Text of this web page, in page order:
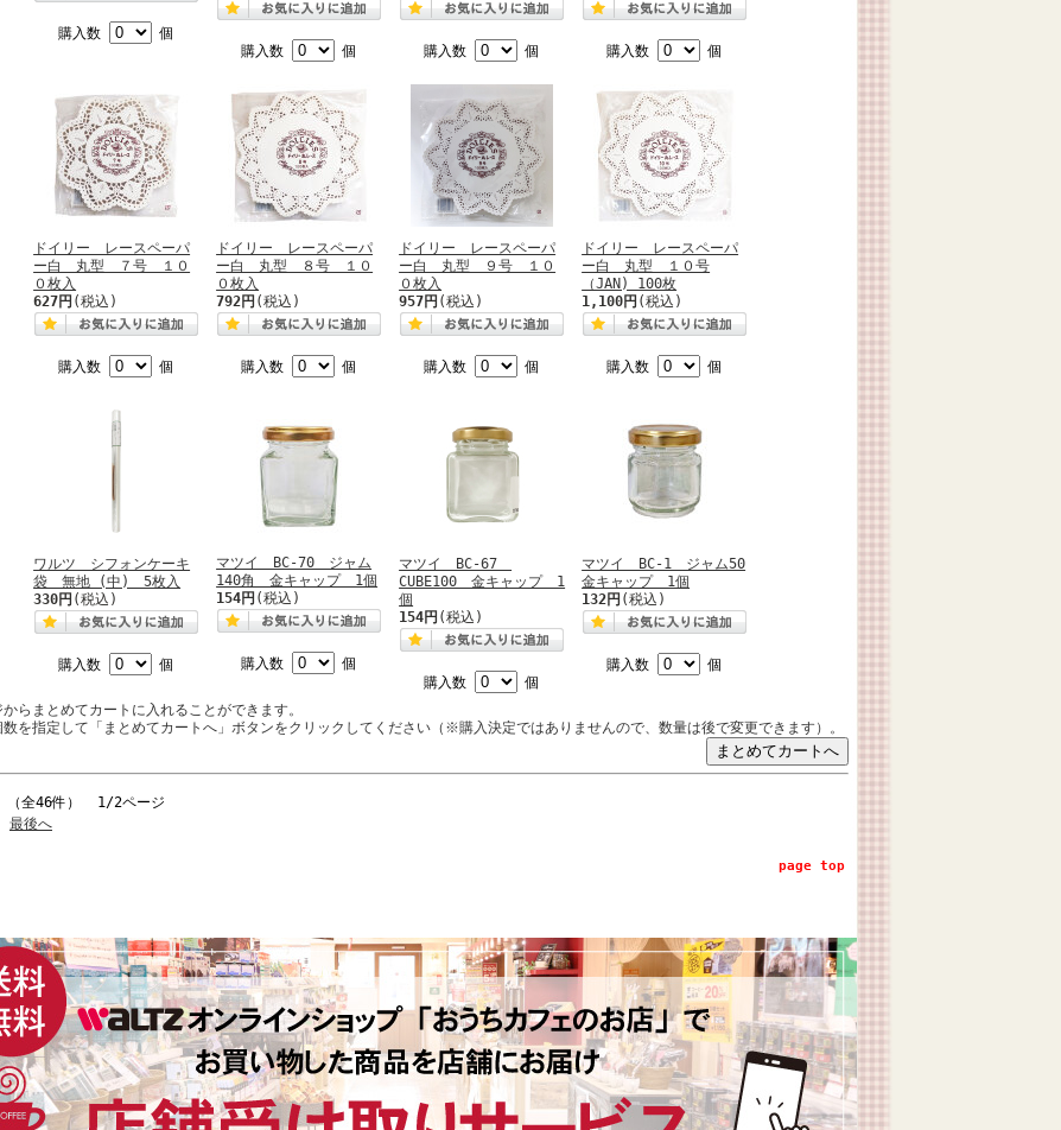
購入数 個
購入数 個 購入数 個 購入数 個
ドイリー レースペーパ
ー白 丸型 ７号 １０
０枚入
627円 (税込)
購入数 個
ドイリー レースペーパ
ー白 丸型 ８号 １０
０枚入
792円 (税込)
購入数 個
ドイリー レースペーパ
ー白 丸型 ９号 １０
０枚入
957円 (税込)
購入数 個
ドイリー レースペーパ
ー白 丸型 １０号
（JAN) 100枚
1,100円 (税込)
購入数 個
ワルツ シフォンケーキ
袋 無地 (中) 5枚入
330円 (税込)
購入数 個
マツイ BC-70 ジャム
140角 金キャップ 1個
154円 (税込)
購入数 個
マツイ BC-67
CUBE100 金キャップ 1
個
154円 (税込)
購入数 個
マツイ BC-1 ジャム50
金キャップ 1個
132円 (税込)
購入数 個
らまとめてカートに入れることができます。
数を指定して「まとめてカートへ」ボタンをクリックしてください（※購入決定ではありませんので、数量は後で変更できます）。
（全46件） 1/2ページ
最後へ
page top